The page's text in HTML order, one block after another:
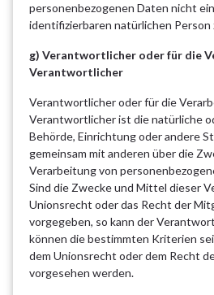
personenbezogenen Daten nicht
identifizierbaren natürlichen
g) Verantwortlicher oder für die
Verantwortlicher
Verantwortlicher oder für die
Verantwortlicher ist die natürliche
Behörde, Einrichtung oder andere
gemeinsam mit anderen über die
Verarbeitung von
Sind die Zwecke und Mittel dieser
Unionsrecht oder das Recht der
vorgegeben, so kann der
können die bestimmten Kriterien
dem Unionsrecht oder dem Recht
vorgesehen werden.